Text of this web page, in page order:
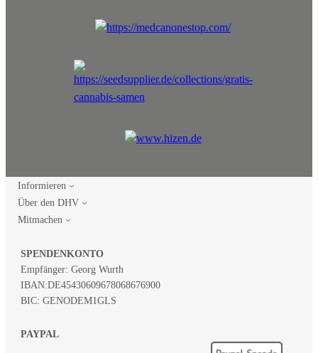
Informieren
Über den DHV
Mitmachen
SPENDENKONTO
Empfänger: Georg Wurth
IBAN:DE45430609678068676900
BIC: GENODEM1GLS
PAYPAL